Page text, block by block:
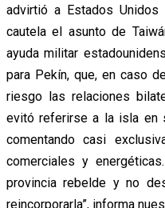
advirtió a Estados Unidos
cautela el asunto de
ayuda militar
para Pekín, que, en caso
riesgo las relaciones
evitó referirse a la isla en
comentando casi
comerciales y
provincia rebelde y no
reincorporarla”, informa